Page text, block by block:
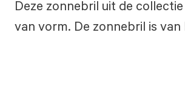
Deze zonnebril uit de
van vorm. De zonnebril is